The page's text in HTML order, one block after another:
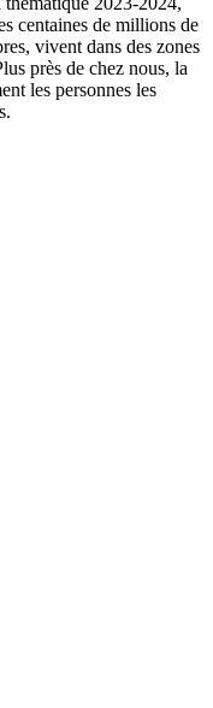
centaines de millions de
vivent dans des zones
près de chez nous, la
les personnes les